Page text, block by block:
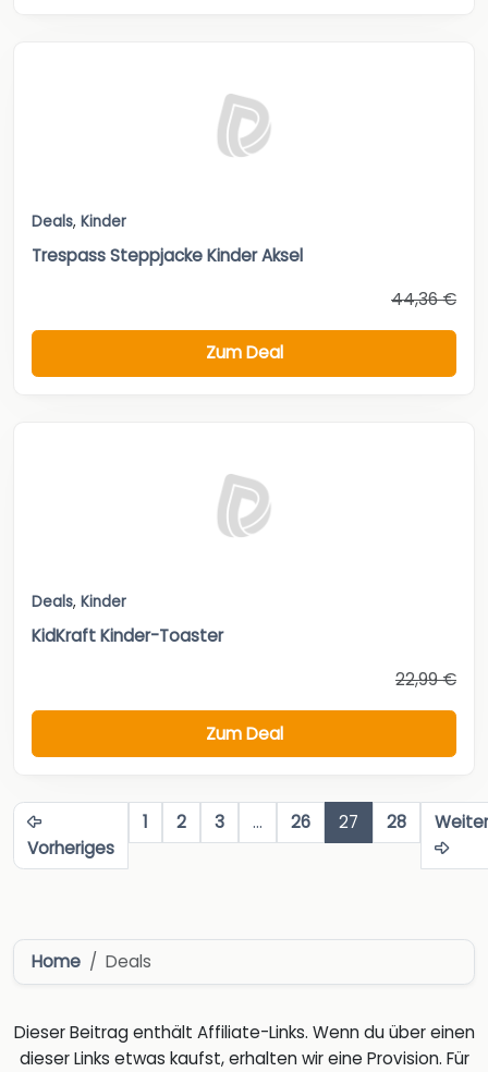
Deals, Kinder
Trespass Steppjacke Kinder Aksel
44,36 €
Zum Deal
Deals, Kinder
KidKraft Kinder-Toaster
22,99 €
Zum Deal
Vorheriges
1 2 3 … 26 27 28 Weiter
Home Deals
Dieser Beitrag enthält Affiliate-Links. Wenn du über einen
dieser Links etwas kaufst, erhalten wir eine Provision. Für